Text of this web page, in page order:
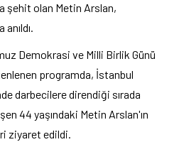
şehit olan Metin Arslan,
Demokrasi ve Milli Birlik Günü
programda, İstanbul
darbecilere direndiği sırada
44 yaşındaki Metin Arslan'ın
ziyaret edildi.